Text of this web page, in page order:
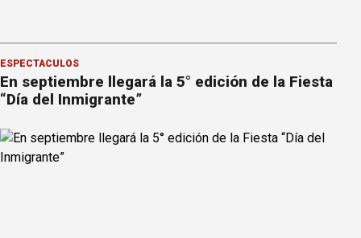
ESPECTÁCULOS
En septiembre llegará la 5° edición de la Fiesta
“Día del Inmigrante”